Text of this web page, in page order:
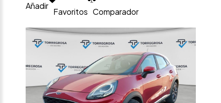
Añadir
Favoritos Comparador